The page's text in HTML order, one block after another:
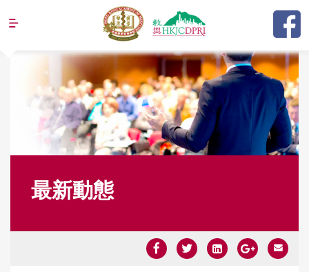
Jump to navigation
最新動態